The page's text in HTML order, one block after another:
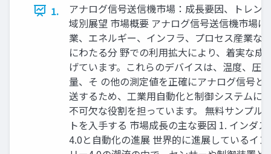
1.
アナログ信号送信機市場：成長要因、トレン
域別展望 市場概要 アナログ信号送信機市場は
業、エネルギー、インフラ、プロセス産業な
にわたる分 野での利用拡大により、着実な成
げています。これらのデバイスは、温度、圧
量、そ の他の測定値を正確にアナログ信号と
送するため、工業用自動化と制御システムに
不可欠な役割を担っています。 無料サンプル
トを入手する 市場成長の主な要因 1. インダ
4.0と自動化の進展 世界的に進展しているイ